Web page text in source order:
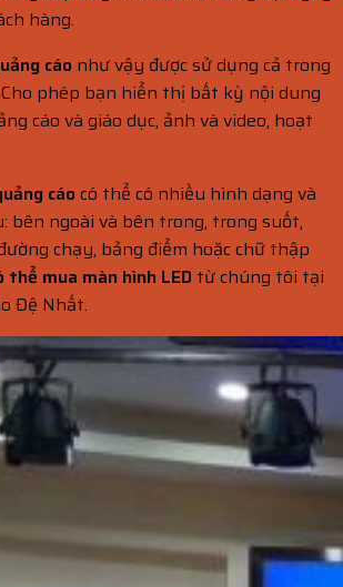
hàng.
cáo như vậy được sử dụng cả trong
phép bạn hiển thị bất kỳ nội dung
cáo và giáo dục, ảnh và video, hoạt
cáocó thể có nhiều hình dạng và
bên ngoài và bên trong, trong suốt,
chạy, bảng điểm hoặc chữ thập
thể mua màn hình LED từ chúng tôi tại
Đệ Nhất.